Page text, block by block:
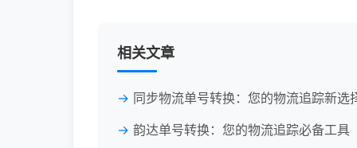
相关文章
同步物流单号转换：您的物流追踪新选
韵达单号转换：您的物流追踪必备工具